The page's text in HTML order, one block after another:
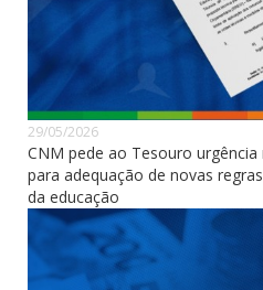
29/05/2026
CNM pede ao Tesouro
para adequação de novas
da educação